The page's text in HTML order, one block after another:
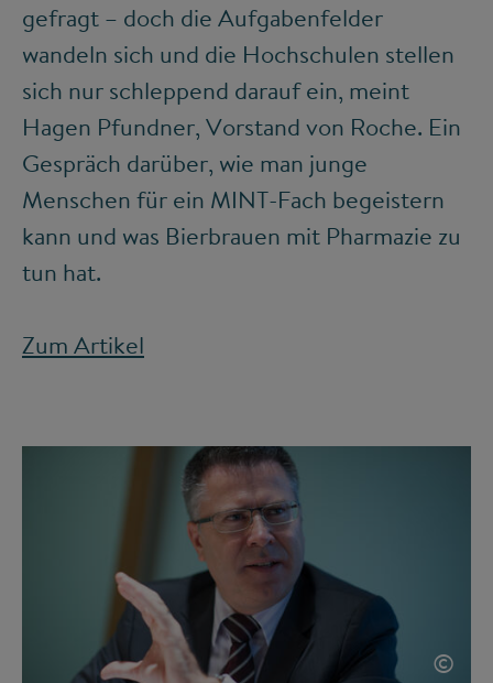
gefragt – doch die Aufgabenfelder
wandeln sich und die Hochschulen stellen
sich nur schleppend darauf ein, meint
Hagen Pfundner, Vorstand von Roche. Ein
Gespräch darüber, wie man junge
Menschen für ein MINT-Fach begeistern
kann und was Bierbrauen mit Pharmazie zu
tun hat.
Zum Artikel
©